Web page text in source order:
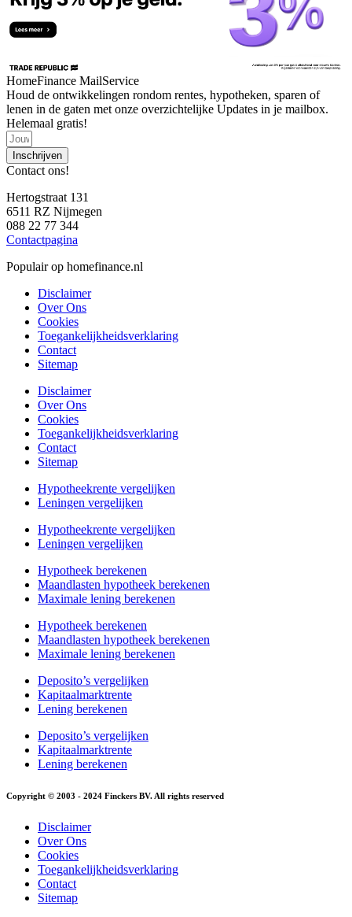
HomeFinance MailService
Houd de ontwikkelingen rondom rentes, hypotheken, sparen of
lenen in de gaten met onze overzichtelijke Updates in je mailbox.
Helemaal gratis!
Inschrijven
Contact ons!
Hertogstraat 131
6511 RZ Nijmegen
088 22 77 344
Contactpagina
Populair op homefinance.nl
Disclaimer
Over Ons
Cookies
Toegankelijkheidsverklaring
Contact
Sitemap
Disclaimer
Over Ons
Cookies
Toegankelijkheidsverklaring
Contact
Sitemap
Hypotheekrente vergelijken
Leningen vergelijken
Hypotheekrente vergelijken
Leningen vergelijken
Hypotheek berekenen
Maandlasten hypotheek berekenen
Maximale lening berekenen
Hypotheek berekenen
Maandlasten hypotheek berekenen
Maximale lening berekenen
Deposito’s vergelijken
Kapitaalmarktrente
Lening berekenen
Deposito’s vergelijken
Kapitaalmarktrente
Lening berekenen
Copyright © 2003 - 2024 Finckers BV. All rights reserved
Disclaimer
Over Ons
Cookies
Toegankelijkheidsverklaring
Contact
Sitemap